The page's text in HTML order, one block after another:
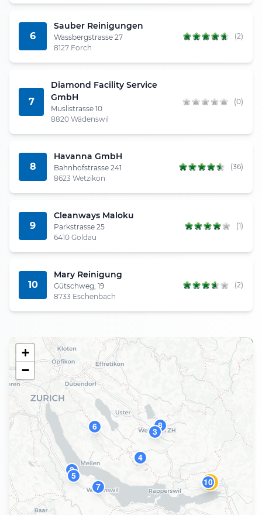
6
Sauber Reinigungen
Wassbergstrasse 27
8127 Forch
(2)
7
Diamond Facility Service
GmbH
Muslistrasse 10
8820 Wädenswil
(0)
8
Havanna GmbH
Bahnhofstrasse 241
8623 Wetzikon
(36)
9
Cleanways Maloku
Parkstrasse 25
6410 Goldau
(1)
10
Mary Reinigung
Gütschweg, 19
8733 Eschenbach
(2)
1
2
3
4
5
6
7
8
10
+
−